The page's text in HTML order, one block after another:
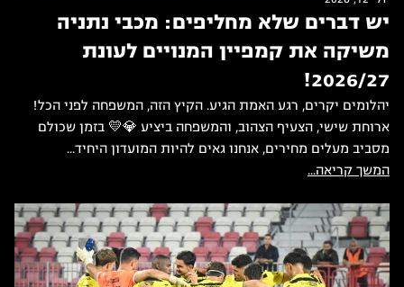
יש דברים שלא מחליפים: מכבי נתניה
משיקה את קמפיין המנויים לעונת
2026/27!
יהלומים יקרים, רגע האמת הגיע. הקיץ הזה, המשפחה לפני הכל!
ארוחת שישי, הצעיף הצהוב, והמשפחה ביציע 💎💛 בזמן שכולם
מסביב מעלים מחירים, אנחנו גאים להיות המועדון היחיד...
המשך קריאה...